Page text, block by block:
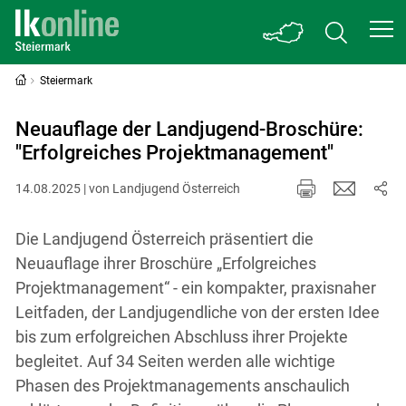
Steiermark
Neuauflage der Landjugend-Broschüre:
"Erfolgreiches Projektmanagement"
14.08.2025 | von Landjugend Österreich
Die Landjugend Österreich präsentiert die
Neuauflage ihrer Broschüre „Erfolgreiches
Projektmanagement“ - ein kompakter, praxisnaher
Leitfaden, der Landjugendliche von der ersten Idee
bis zum erfolgreichen Abschluss ihrer Projekte
begleitet. Auf 34 Seiten werden alle wichtige
Phasen des Projektmanagements anschaulich